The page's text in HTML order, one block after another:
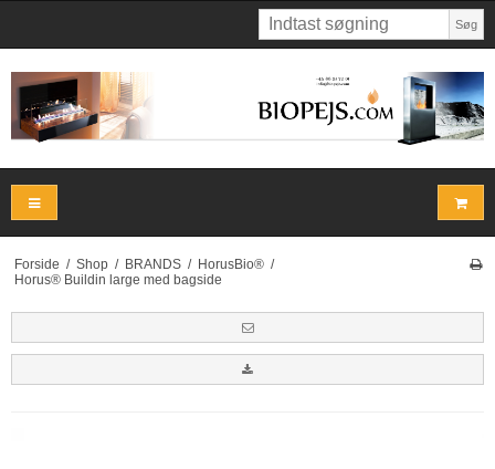
Søg
Forside / Shop / BRANDS / HorusBio® /
Horus® Buildin large med bagside